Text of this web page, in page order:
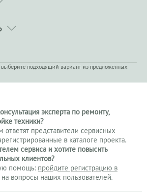
подходящий вариант из предложенных
эксперта по ремонту,
техники?
ответят представители сервисных
в каталоге проекта.
сервиса и хотите повысить
клиентов?
помощь: пройдите регистрацию в
на вопросы наших пользователей.